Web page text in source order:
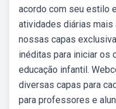
acordo com seu estilo
atividades diárias
nossas capas
inéditas para iniciar os
educação infantil.
diversas capas para
para professores e